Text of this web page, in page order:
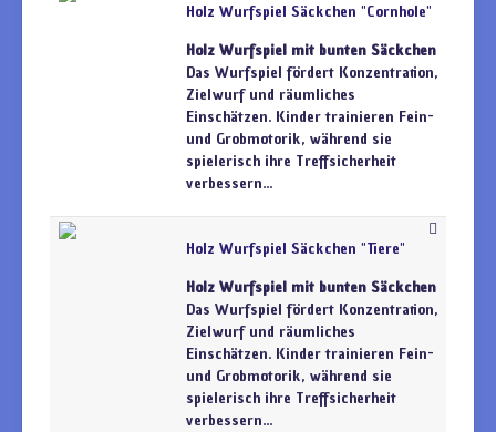
Holz Wurfspiel Säckchen "Cornhole"
Holz Wurfspiel mit bunten Säckchen
Das Wurfspiel fördert Konzentration,
Zielwurf und räumliches
Einschätzen. Kinder trainieren Fein-
und Grobmotorik, während sie
spielerisch ihre Treffsicherheit
verbessern...
Holz Wurfspiel Säckchen "Tiere"
Holz Wurfspiel mit bunten Säckchen
Das Wurfspiel fördert Konzentration,
Zielwurf und räumliches
Einschätzen. Kinder trainieren Fein-
und Grobmotorik, während sie
spielerisch ihre Treffsicherheit
verbessern...